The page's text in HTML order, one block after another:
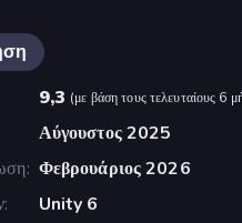
9,3 (με βάση τους τελευταίους 6
Αύγουστος 2025
Φεβρουάριος 2026
Unity 6